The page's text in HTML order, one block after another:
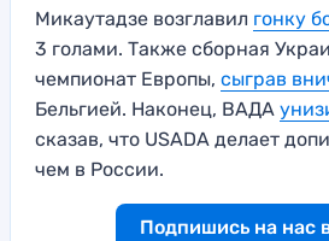
Микаутадзе возглавил гонку
3 голами. Также сборная
чемпионат Европы, сыграв
Бельгией. Наконец, ВАДА
сказав, что USADA делает
чем в России.
Подпишись на нас